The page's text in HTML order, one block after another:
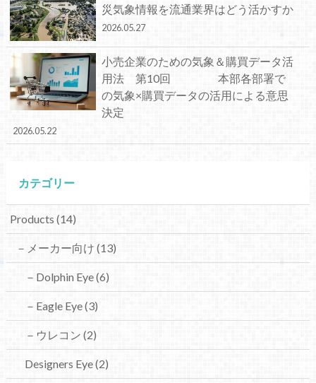
災気象情報を流通業界はどう活かすか
2026.05.27
小売企業のための気象＆購買データ活
用法 第10回 本部各部署で
の気象×購買データの活用による意思
決定
2026.05.22
カテゴリー
Products (14)
－メーカー向け (13)
－Dolphin Eye(6)
－Eagle Eye(3)
－ウレコン (2)
Designers Eye(2)